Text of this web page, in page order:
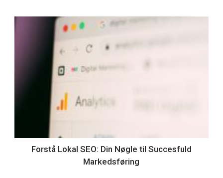
Forstå Lokal SEO: Din Nøgle til Succesfuld
Markedsføring